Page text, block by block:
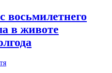
восьмилетнего
в животе